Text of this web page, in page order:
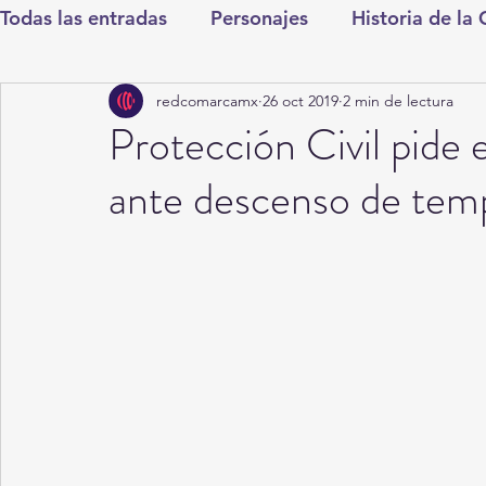
Todas las entradas Personajes Historia de la
Deportes Salud Entretenimiento
Round Cero Columnistas CDMX
Protección Civil pide
ante descenso de
redcomarcamx 26 oct 2019 2 min de lectura